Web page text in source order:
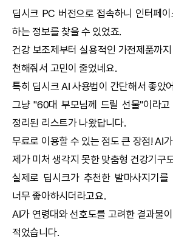
딥시크 PC 버전으로 접속하니 인터페
하는 정보를 찾을 수 있었죠.
건강 보조제부터 실용적인 가전제품까
천해줘서 고민이 줄었네요.
특히 딥시크 AI 사용법이 간단해서 좋았
그냥 "60대 부모님께 드릴 선물"이라고
정리된 리스트가 나왔답니다.
무료로 이용할 수 있는 점도 큰 장점!AI
제가 미처 생각지 못한 맞춤형 건강기구
실제로 딥시크가 추천한 발마사지기를
너무 좋아하시더라고요.
AI가 연령대와 선호도를 고려한 결과물
적었습니다.